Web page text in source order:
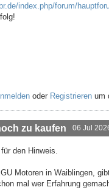
index.php/forum/
oder Registrieren um
zu kaufen 06 Jul
den Hinweis.
Motoren in Waiblingen,
mal wer Erfahrung